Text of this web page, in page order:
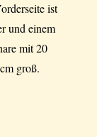
ist
und einem
mit 20
groß.